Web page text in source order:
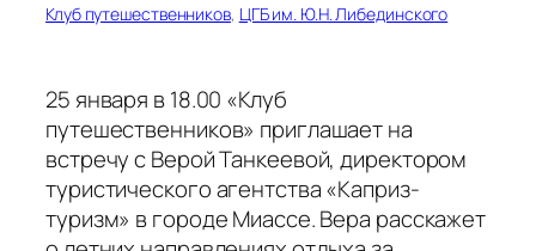
Клуб путешественников, ЦГБ им. Ю.Н. Либединского
25 января в 18.00 «Клуб
путешественников» приглашает на
встречу с Верой Танкеевой, директором
туристического агентства «Каприз-
туризм» в городе Миассе. Вера расскажет